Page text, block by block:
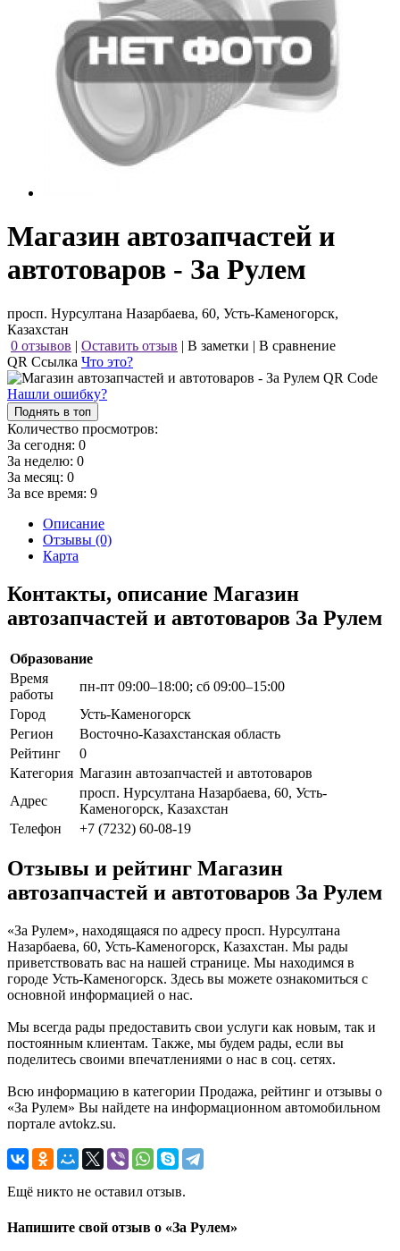
Магазин автозапчастей и
автотоваров - За Рулем
просп. Нурсултана Назарбаева, 60, Усть-Каменогорск,
Казахстан
0 отзывов | Оставить отзыв | В заметки | В сравнение
QR Ссылка Что это?
Нашли ошибку?
Поднять в топ
Количество просмотров:
За сегодня: 0
За неделю: 0
За месяц: 0
За все время: 9
Описание
Отзывы (0)
Карта
Контакты, описание Магазин
автозапчастей и автотоваров За Рулем
Образование
Время
работы
пн-пт 09:00–18:00; сб 09:00–15:00
Город
Усть-Каменогорск
Регион
Восточно-Казахстанская область
Рейтинг
0
Категория Магазин автозапчастей и автотоваров
Адрес
просп. Нурсултана Назарбаева, 60, Усть-
Каменогорск, Казахстан
Телефон
+7 (7232) 60-08-19
Отзывы и рейтинг Магазин
автозапчастей и автотоваров За Рулем
«За Рулем», находящаяся по адресу просп. Нурсултана
Назарбаева, 60, Усть-Каменогорск, Казахстан. Мы рады
приветствовать вас на нашей странице. Мы находимся в
городе Усть-Каменогорск. Здесь вы можете ознакомиться с
основной информацией о нас.
Мы всегда рады предоставить свои услуги как новым, так и
постоянным клиентам. Также, мы будем рады, если вы
поделитесь своими впечатлениями о нас в соц. сетях.
Всю информацию в категории Продажа, рейтинг и отзывы о
«За Рулем» Вы найдете на информационном автомобильном
портале avtokz.su.
Ещё никто не оставил отзыв.
Напишите свой отзыв о «За Рулем»